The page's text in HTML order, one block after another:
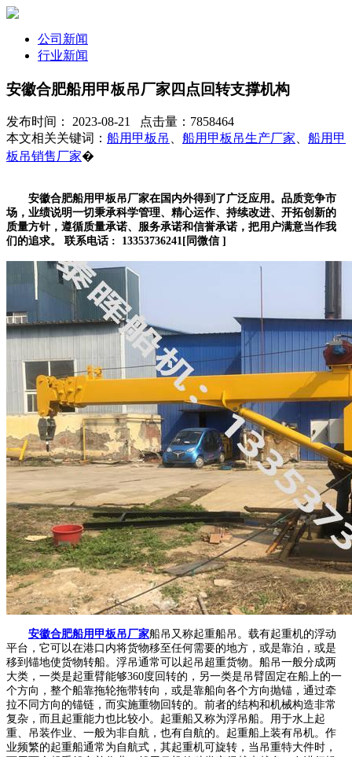
公司新闻
行业新闻
安徽合肥船用甲板吊厂家四点回转支撑机构
发布时间： 2023-08-21 点击量：7858464
本文相关关键词： 船用甲板吊 、 船用甲板吊生产厂家、 船用甲
板吊销售厂家�
安徽合肥船用甲板吊厂家在国内外得到了广泛应用。品质竞争市
场，业绩说明一切秉承科学管理、精心运作、持续改进、开拓创新的
质量方针，遵循质量承诺、服务承诺和信誉承诺，把用户满意当作我
们的追求。 联系电话 : 13353736241[同微信 ]
安徽合肥船用甲板吊厂家船吊又称起重船吊。载有起重机的浮动
平台，它可以在港口内将货物移至任何需要的地方，或是靠泊，或是
移到锚地使货物转船。浮吊通常可以起吊超重货物。船吊一般分成两
大类，一类是起重臂能够360度回转的，另一类是吊臂固定在船上的一
个方向，整个船靠拖轮拖带转向，或是靠船向各个方向抛锚，通过牵
拉不同方向的锚链，而实施重物回转的。前者的结构和机械构造非常
复杂，而且起重能力也比较小。起重船又称为浮吊船。用于水上起
重、吊装作业、一般为非自航，也有自航的。起重船上装有吊机。作
业频繁的起重船通常为自航式，其起重机可旋转，当吊重特大件时，